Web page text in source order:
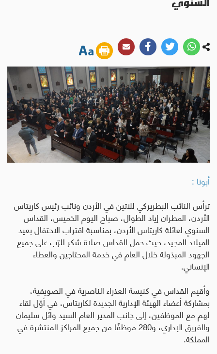
أبونا :
ترأس النائب البطريركي للاتين في الأردن ونائب رئيس كاريتاس
الأردن، المطران إياد الطوال، صباح اليوم الخميس، القداس
السنوي لعائلة كاريتاس الأردن، بمناسبة اقتراب الاحتفال بعيد
الميلاد المجيد، حيث حمل القداس صلاة شكر للرّب على جميع
الجهود المبذولة خلال العام في خدمة المحتاجين والعطاء
الإنساني.
وأقيم القداس في كنيسة العذراء الناصرية في الصويفية،
بمشاركة أعضاء الهيئة الإدارية الجديدة لكاريتاس، في أوّل لقاء
لهم مع الموظفين، إلى جانب المدير العام السيد وائل سليمان
والفريق الإداري، و280 موظفًا من جميع المراكز المنتشرة في
المملكة.